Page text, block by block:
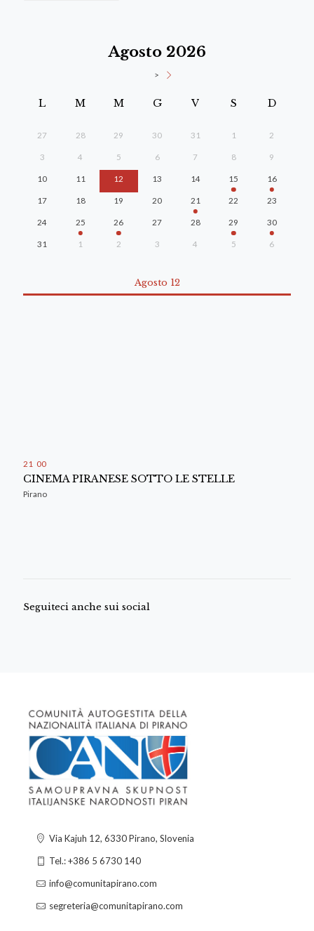
Agosto 2026
>
L M M G V S D
27 28 29 30 31 1 2
3 4 5 6 7 8 9
10 11 12 13 14 15 16
17 18 19 20 21 22 23
24 25 26 27 28 29 30
31 1 2 3 4 5 6
Agosto 12
21 00
CINEMA PIRANESE SOTTO LE STELLE
Pirano
Seguiteci anche sui social
Via Kajuh 12, 6330 Pirano, Slovenia
Tel.: +386 5 6730 140
info@comunitapirano.com
segreteria@comunitapirano.com